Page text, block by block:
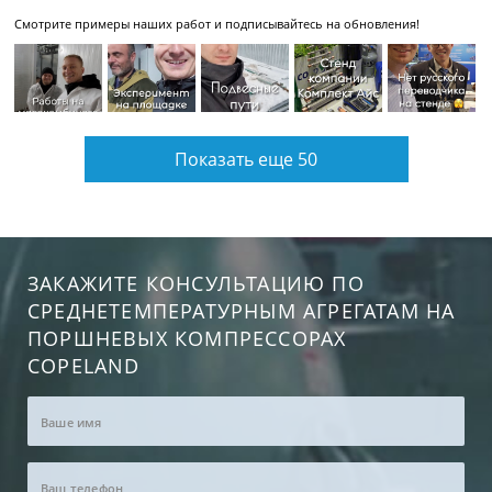
Смотрите примеры наших работ и подписывайтесь на обновления!
Показать еще 50
ЗАКАЖИТЕ КОНСУЛЬТАЦИЮ ПО
СРЕДНЕТЕМПЕРАТУРНЫМ АГРЕГАТАМ НА
ПОРШНЕВЫХ КОМПРЕССОРАХ
COPELAND